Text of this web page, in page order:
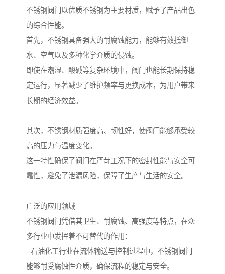
不锈钢阀门以优质不锈钢为主要材质，赋予了产品出色
的综合性能。
首先，不锈钢具备强大的耐腐蚀能力，能够有效抵御
水、空气以及多种化学介质的侵蚀。
即使在潮湿、酸碱等复杂环境中，阀门也能长期保持稳
定运行，显著减少了维护频率与更换成本，为用户带来
长期的经济效益。
其次，不锈钢材质强度高、韧性好，使阀门能够承受较
高的压力与温度变化。
这一特性确保了阀门在严苛工况下的密封性能与安全可
靠性，避免了泄漏风险，保障了生产与生活的安全。
广泛的应用领域
不锈钢阀门凭借其卫生、耐腐蚀、高强度等特点，在众
多行业中发挥着不可替代的作用：
- 石油化工行业在流体输送与控制过程中，不锈钢阀门
能够耐受腐蚀性介质，确保流程的稳定与安全。